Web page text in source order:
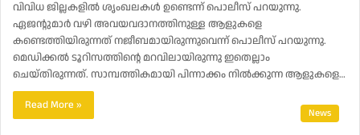
വിവിധ ജില്ലകളില്‍ ശൃംഖലകള്‍ ഉണ്ടെന്ന് പൊലീസ് പറയുന്നു.
ഏജന്റുമാര്‍ വഴി അവയവദാനത്തിനുള്ള ആളുകളെ
കണ്ടെത്തിയിരുന്നത് നജീബമായിരുന്നുവെന്ന് പൊലീസ് പറയുന്നു.
മെഡിക്കല്‍ ടൂറിസത്തിന്റെ മറവിലായിരുന്നു ഇതെല്ലാം
ചെയ്തിരുന്നത്. സാമ്പത്തികമായി പിന്നാക്കം നില്‍ക്കുന്ന ആളുകളെ…
Read More »
News